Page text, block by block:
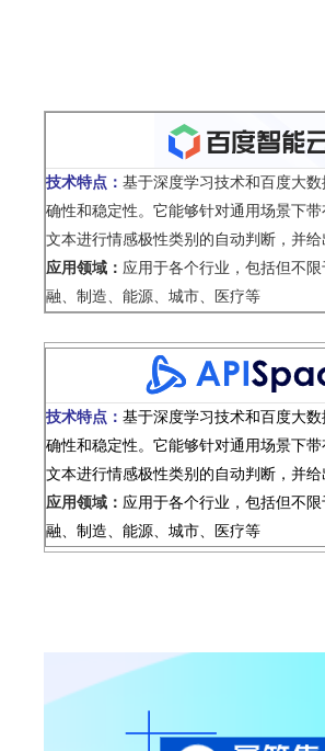
技术特点： 基于深度学习技术和百度大
确性和稳定性。它能够针对通用场景下
文本进行情感极性类别的自动判断，并
应用领域： 应用于各个行业，包括但不限
融、制造、能源、城市、医疗等
技术特点： 基于深度学习技术和百度大
确性和稳定性。它能够针对通用场景下
文本进行情感极性类别的自动判断，并
应用领域： 应用于各个行业，包括但不限
融、制造、能源、城市、医疗等